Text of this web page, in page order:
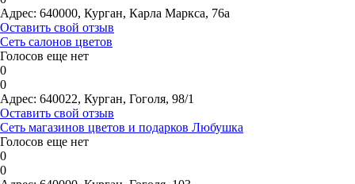
Адрес: 640000, Курган, Карла Маркса, 76а
Оставить свой отзыв
Сеть салонов цветов
Голосов еще нет
0
0
Адрес: 640022, Курган, Гоголя, 98/1
Оставить свой отзыв
Сеть магазинов цветов и подарков Любушка
Голосов еще нет
0
0